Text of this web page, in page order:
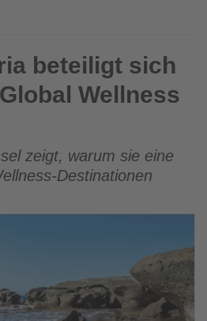
am Global Wellness Day
beteiligt sich
Wellness
zeigt, warum sie eine
Destinationen